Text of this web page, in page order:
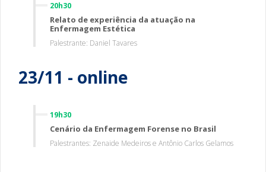
20h30
Relato de experiência da atuação na
Enfermagem Estética
Palestrante: Daniel Tavares
23/11 - online
19h30
Cenário da Enfermagem Forense no Brasil
Palestrantes: Zenaide Medeiros e Antônio Carlos Gelamos